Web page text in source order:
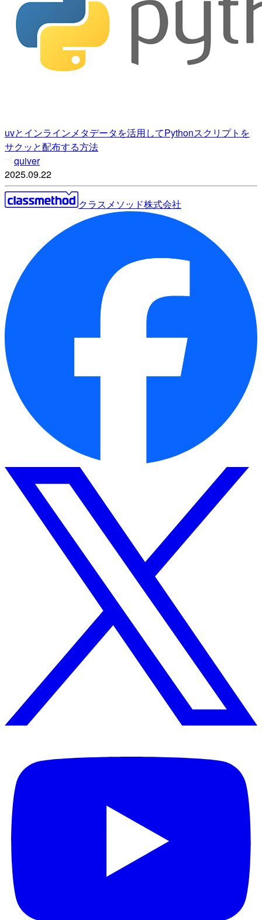
uvとインラインメタデータを活用してPythonスクリプトを
サクッと配布する方法
quiver
2025.09.22
クラスメソッド株式会社